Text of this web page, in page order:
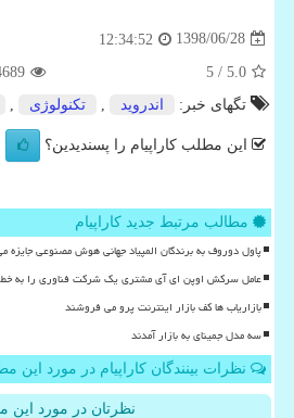
1398/06/28
12:34:52
5.0
/ 5
تگهای خبر:
اندروید تكنولوژی
این مطلب کاراپیام را پسندیدین؟
مطالب مرتبط جدید کاراپیام
پاول دوروف به برندگان المپیاد جهانی هوش مصنوعی جایزه
عامل سرکش اوپن ای آی مشتری یک شرکت فناوری را به
بازاریاب ها کف بازار اینترنت پرو می فروشند
سه مدل جمینای به بازار آمدند
نظرات بینندگان کاراپیام در مورد این
نظرتان در مورد این